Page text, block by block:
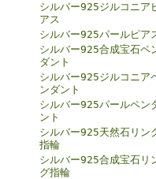
シルバー925ジルコニア
アス
シルバー925パールピア
シルバー925合成宝石ペ
ダント
シルバー925ジルコニア
ンダント
シルバー925パールペン
ント
シルバー925天然石リン
指輪
シルバー925合成宝石リ
グ指輪